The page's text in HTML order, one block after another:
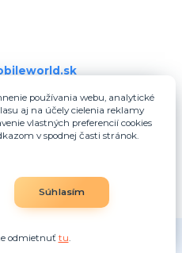
Eshop-rychlo.sk
používania webu, analytické
aj na účely cielenia reklamy
vlastných preferencií cookies
v spodnej časti stránok.
Súhlasím
odmietnuť tu.